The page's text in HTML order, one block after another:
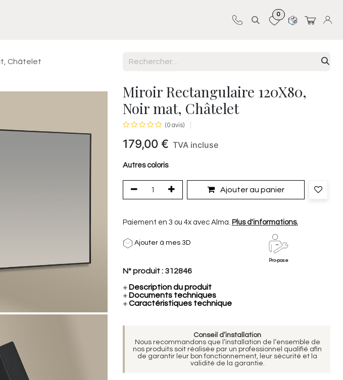
0
Châtelet
Miroir Rectangulaire 120X80,
Noir mat, Châtelet
(0 avis)
179,00€ TVA incluse
Autres coloris
Ajouter au panier
Paiement en 3 ou 4x avec Alma. Plus d'informations.
Ajouter à mes 3D
Pro-pose
N° produit : 312846
+Description du produit
+Documents techniques
+Caractéristiques technique
Conseil d’installation
Nous recommandons que l’installation de l’ensemble de
nos produits soit réalisée par un professionnel qualifié afin
de garantir leur bon fonctionnement, leur sécurité et la
validité de la garantie.